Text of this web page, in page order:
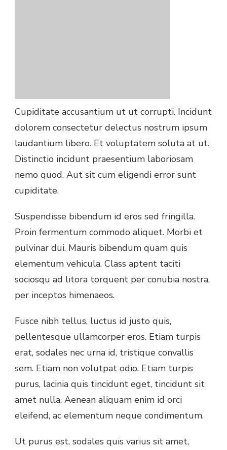
Cupiditate accusantium ut ut corrupti. Incidunt
dolorem consectetur delectus nostrum ipsum
laudantium libero. Et voluptatem soluta at ut.
Distinctio incidunt praesentium laboriosam
nemo quod. Aut sit cum eligendi error sunt
cupiditate.
Suspendisse bibendum id eros sed fringilla.
Proin fermentum commodo aliquet. Morbi et
pulvinar dui. Mauris bibendum quam quis
elementum vehicula. Class aptent taciti
sociosqu ad litora torquent per conubia nostra,
per inceptos himenaeos.
Fusce nibh tellus, luctus id justo quis,
pellentesque ullamcorper eros. Etiam turpis
erat, sodales nec urna id, tristique convallis
sem. Etiam non volutpat odio. Etiam turpis
purus, lacinia quis tincidunt eget, tincidunt sit
amet nulla. Aenean aliquam enim id orci
eleifend, ac elementum neque condimentum.
Ut purus est, sodales quis varius sit amet,